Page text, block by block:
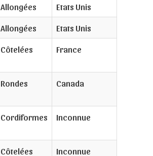
Allongées
Etats Unis
Allongées
Etats Unis
Côtelées France
Rondes Canada
Cordiformes Inconnue
Côtelées Inconnue